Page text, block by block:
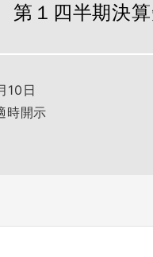
１四半期決算
10日
時開示